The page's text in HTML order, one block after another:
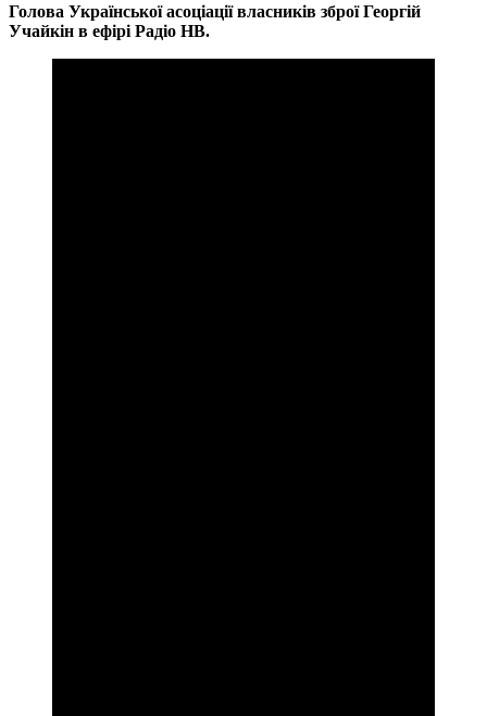
Голова Української асоціації власників зброї Георгій
Учайкін в ефірі Радіо НВ.